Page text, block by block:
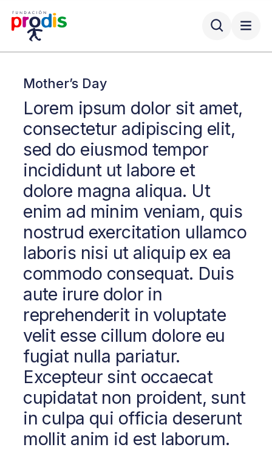
Mother’s Day
Lorem ipsum dolor sit amet,
consectetur adipiscing elit,
sed do eiusmod tempor
incididunt ut labore et
dolore magna aliqua. Ut
enim ad minim veniam, quis
nostrud exercitation ullamco
laboris nisi ut aliquip ex ea
commodo consequat. Duis
aute irure dolor in
reprehenderit in voluptate
velit esse cillum dolore eu
fugiat nulla pariatur.
Excepteur sint occaecat
cupidatat non proident, sunt
in culpa qui officia deserunt
mollit anim id est laborum.